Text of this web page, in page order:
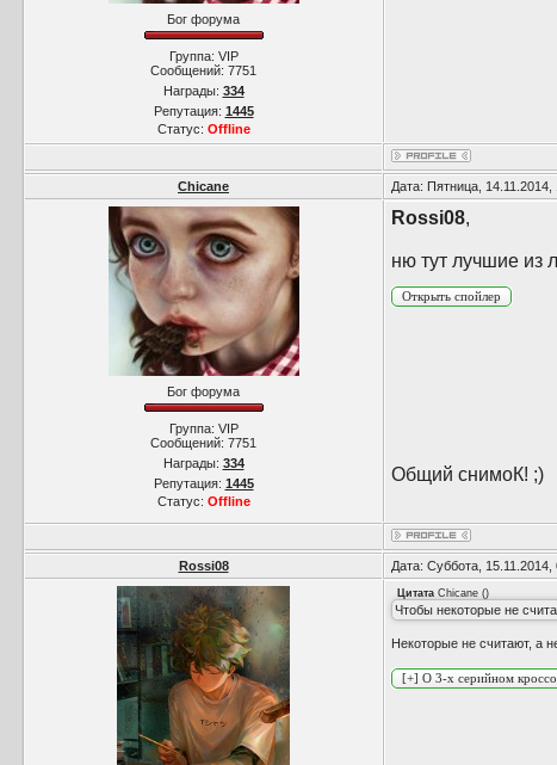
Бог форума
Группа: VIP
Сообщений: 7751
Награды: 334
Репутация: 1445
Статус: Offline
Chicane Дата: Пятница,
Бог форума
Группа: VIP
Сообщений: 7751
Награды: 334
Репутация: 1445
Статус: Offline
Rossi08,
ню тут лучшие из
Общий снимоК! ;)
Rossi08 Дата: Суббота,
Цитата Chicane ()
Чтобы некоторые не
Некоторые не считают, а